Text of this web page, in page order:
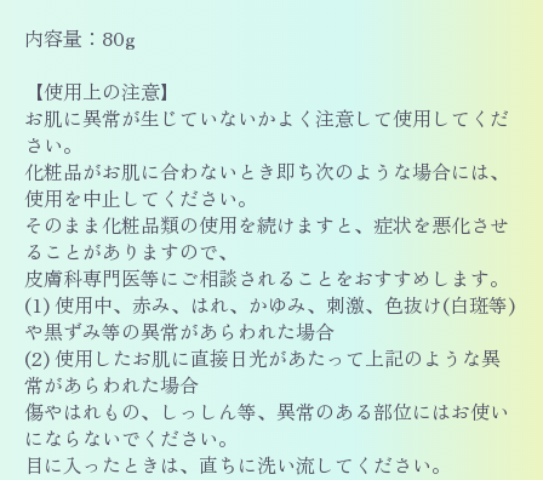
内容量：80g
【使用上の注意】
お肌に異常が生じていないかよく注意して使用してくだ
さい。
化粧品がお肌に合わないとき即ち次のような場合には、
使用を中止してください。
そのまま化粧品類の使用を続けますと、症状を悪化させ
ることがありますので、
皮膚科専門医等にご相談されることをおすすめします。
(1) 使用中、赤み、はれ、かゆみ、刺激、色抜け(白斑等)
や黒ずみ等の異常があらわれた場合
(2) 使用したお肌に直接日光があたって上記のような異
常があらわれた場合
傷やはれもの、しっしん等、異常のある部位にはお使い
にならないでください。
目に入ったときは、直ちに洗い流してください。